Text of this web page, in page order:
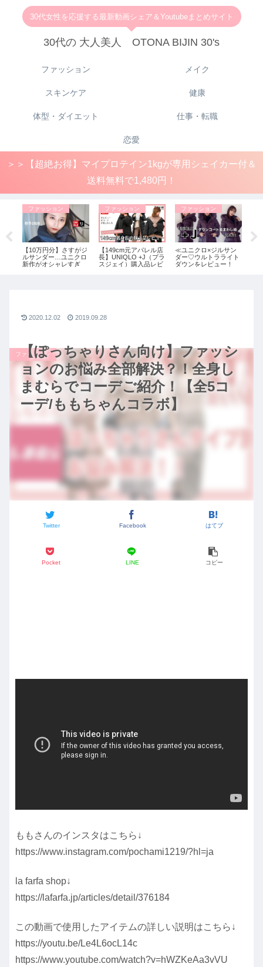
30代女性を応援する最新動画シェア＆Youtubeまとめサイト
30代の 大人美人 OTONA BIJIN 30's
ファッション メイク
スキンケア 健康
体型・ダイエット 仕事・転職
恋愛
＞＞【超絶お得】マイプロテイン1kgが専用シェイカー付＆
送料無料で1,480円！
ファッション
【10万円分】さすがジ
ルサンダー…ユニクロ
新作がオシャレすぎ
ファッション
【149cm元アパレル店
長】UNIQLO +J（プラ
スジェイ）購入品レビ
ファッション
≪ユニクロ×ジルサン
ダー♡ウルトラライト
ダウンをレビュー！
【ぽっちゃりさん向け】ファッシ
ョンのお悩み全部解決？！全身し
まむらでコーデご紹介！【全5コ
ーデ/ももちゃんコラボ】
ファッション
Twitter Facebook はてブ
Pocket LINE コピー
2020.12.02 2019.09.28
ももさんのインスタはこちら↓
https://www.instagram.com/pochami1219/?hl=ja
la farfa shop↓
https://lafarfa.jp/articles/detail/376184
この動画で使用したアイテムの詳しい説明はこちら↓
https://youtu.be/Le4L6ocL14c
https://www.youtube.com/watch?v=hWZKeAa3vVU